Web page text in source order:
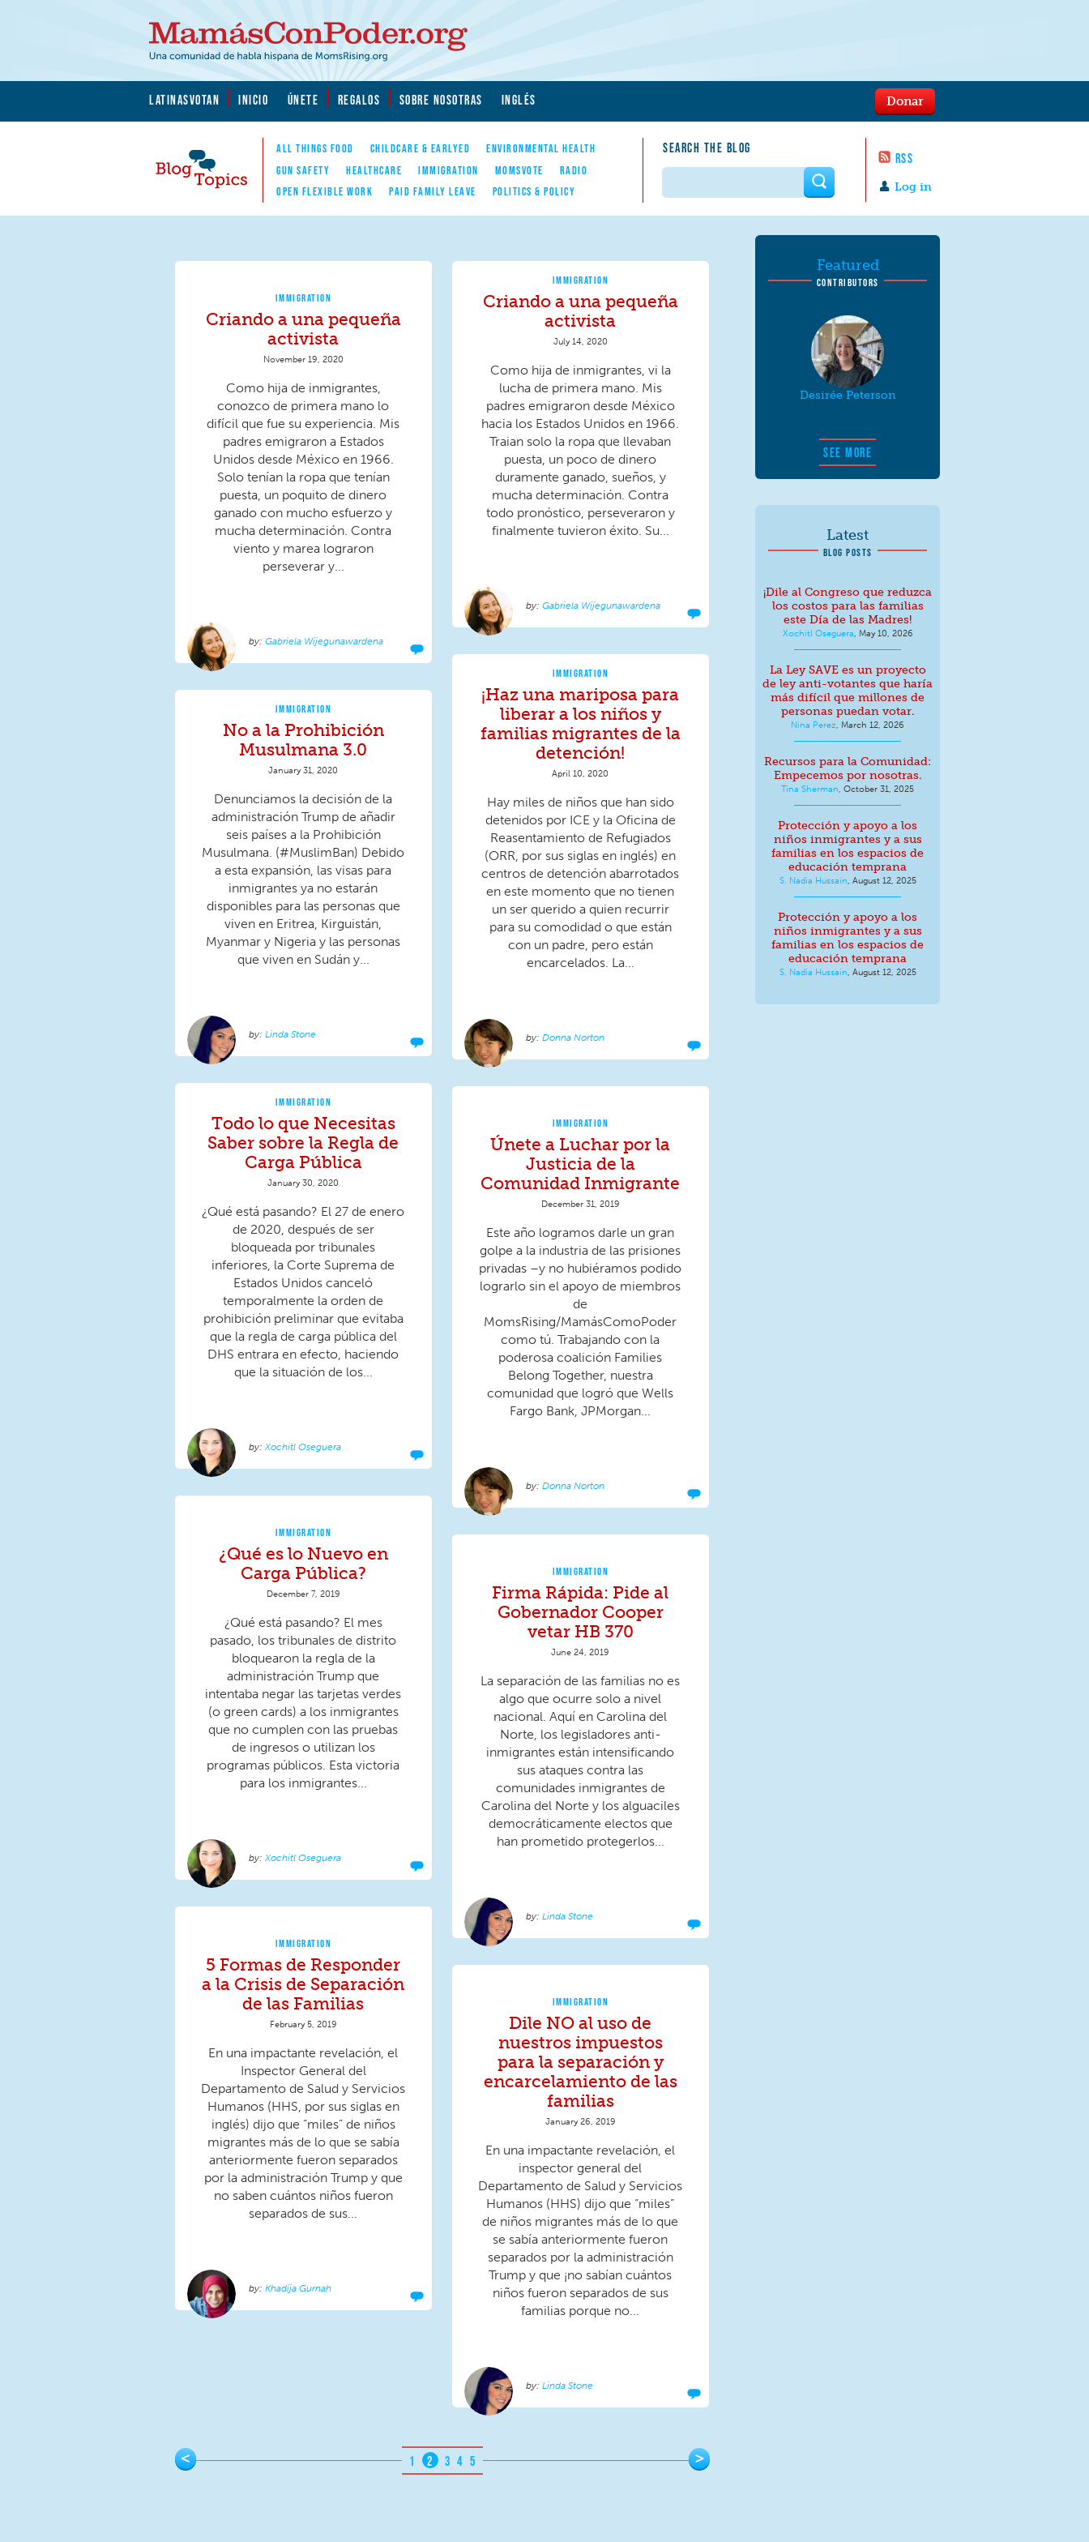
MamásConPoder.org
LATINASVOTAN INICIO ÚNETE REGALOS SOBRE NOSOTRAS INGLÉS
Blog Topics
ALL THINGS FOOD CHILDCARE & EARLYED
ENVIRONMENTAL HEALTH
GUN SAFETY
HEALTHCARE IMMIGRATION MOMSVOTE
RADIO
OPEN FLEXIBLE WORK
PAID FAMILY LEAVE POLITICS & POLICY
SEARCH THE BLOG
RSS
Log in
Donar
Search form
IMMIGRATION
Criando a una pequeña
activista
November 19, 2020
Como hija de inmigrantes,
conozco de primera mano lo
difícil que fue su experiencia. Mis
padres emigraron a Estados
Unidos desde México en 1966.
Solo tenían la ropa que tenían
puesta, un poquito de dinero
ganado con mucho esfuerzo y
mucha determinación. Contra
viento y marea lograron
perseverar y...
Gabriela Wijegunawardena
IMMIGRATION
Criando a una pequeña
activista
July 14, 2020
Como hija de inmigrantes, vi la
lucha de primera mano. Mis
padres emigraron desde México
hacia los Estados Unidos en 1966.
Traian solo la ropa que llevaban
puesta, un poco de dinero
duramente ganado, sueños, y
mucha determinación. Contra
todo pronóstico, perseveraron y
finalmente tuvieron éxito. Su...
Gabriela Wijegunawardena
IMMIGRATION
¡Haz una mariposa para
liberar a los niños y
familias migrantes de la
detención!
April 10, 2020
Hay miles de niños que han sido
detenidos por ICE y la Oficina de
Reasentamiento de Refugiados
(ORR, por sus siglas en inglés) en
centros de detención abarrotados
en este momento que no tienen
un ser querido a quien recurrir
para su comodidad o que están
con un padre, pero están
encarcelados. La...
Donna Norton
IMMIGRATION
No a la Prohibición
Musulmana 3.0
January 31, 2020
Denunciamos la decisión de la
administración Trump de añadir
seis países a la Prohibición
Musulmana. (#MuslimBan) Debido
a esta expansión, las visas para
inmigrantes ya no estarán
disponibles para las personas que
viven en Eritrea, Kirguistán,
Myanmar y Nigeria y las personas
que viven en Sudán y...
Linda Stone
IMMIGRATION
Todo lo que Necesitas
Saber sobre la Regla de
Carga Pública
January 30, 2020
¿Qué está pasando? El 27 de enero
de 2020, después de ser
bloqueada por tribunales
inferiores, la Corte Suprema de
Estados Unidos canceló
temporalmente la orden de
prohibición preliminar que evitaba
que la regla de carga pública del
DHS entrara en efecto, haciendo
que la situación de los...
Xochitl Oseguera
IMMIGRATION
Únete a Luchar por la
Justicia de la
Comunidad Inmigrante
December 31, 2019
Este año logramos darle un gran
golpe a la industria de las prisiones
privadas –y no hubiéramos podido
lograrlo sin el apoyo de miembros
de
MomsRising/MamásComoPoder
como tú. Trabajando con la
poderosa coalición Families
Belong Together, nuestra
comunidad que logró que Wells
Fargo Bank, JPMorgan...
Donna Norton
IMMIGRATION
¿Qué es lo Nuevo en
Carga Pública?
December 7, 2019
¿Qué está pasando? El mes
pasado, los tribunales de distrito
bloquearon la regla de la
administración Trump que
intentaba negar las tarjetas verdes
(o green cards) a los inmigrantes
que no cumplen con las pruebas
de ingresos o utilizan los
programas públicos. Esta victoria
para los inmigrantes...
Xochitl Oseguera
IMMIGRATION
Firma Rápida: Pide al
Gobernador Cooper
vetar HB 370
June 24, 2019
La separación de las familias no es
algo que ocurre solo a nivel
nacional. Aquí en Carolina del
Norte, los legisladores anti-
inmigrantes están intensificando
sus ataques contra las
comunidades inmigrantes de
Carolina del Norte y los alguaciles
democráticamente electos que
han prometido protegerlos...
Linda Stone
IMMIGRATION
5 Formas de Responder
a la Crisis de Separación
de las Familias
February 5, 2019
En una impactante revelación, el
Inspector General del
Departamento de Salud y Servicios
Humanos (HHS, por sus siglas en
inglés) dijo que “miles” de niños
migrantes más de lo que se sabía
anteriormente fueron separados
por la administración Trump y que
no saben cuántos niños fueron
separados de sus...
Khadija Gurnah
IMMIGRATION
Dile NO al uso de
nuestros impuestos
para la separación y
encarcelamiento de las
familias
January 26, 2019
En una impactante revelación, el
inspector general del
Departamento de Salud y Servicios
Humanos (HHS) dijo que “miles”
de niños migrantes más de lo que
se sabía anteriormente fueron
separados por la administración
Trump y que ¡no sabían cuántos
niños fueron separados de sus
familias porque no...
Linda Stone
Pages
< 1 2 3 4 5 >
Featured
CONTRIBUTORS
Desirée Peterson
SEE MORE
Latest
BLOG POSTS
¡Dile al Congreso que reduzca
los costos para las familias
este Día de las Madres!
Xochitl Oseguera May 10, 2026
La Ley SAVE es un proyecto
de ley anti-votantes que haría
más difícil que millones de
personas puedan votar.
Nina Perez March 12, 2026
Recursos para la Comunidad:
Empecemos por nosotras.
Tina Sherman October 31, 2025
Protección y apoyo a los
niños inmigrantes y a sus
familias en los espacios de
educación temprana
S. Nadia Hussain August 12, 2025
Protección y apoyo a los
niños inmigrantes y a sus
familias en los espacios de
educación temprana
S. Nadia Hussain August 12, 2025